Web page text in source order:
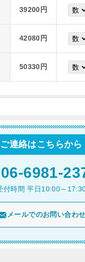
39200円
42080円
50330円
ご連絡はこちらから
06-6981-
付時間 平日10:00～17:30
メールでのお問い合わせ